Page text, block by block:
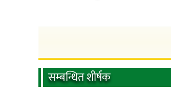
सम्बन्धित शीर्षक